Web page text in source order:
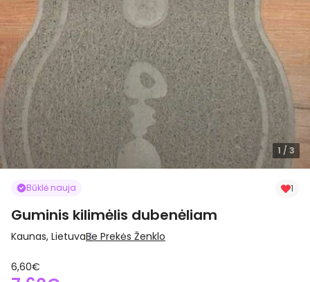
1 / 3
Būklė nauja 1
Guminis kilimėlis dubenėliam
Kaunas, LietuvaBe Prekės Ženklo
6,60€